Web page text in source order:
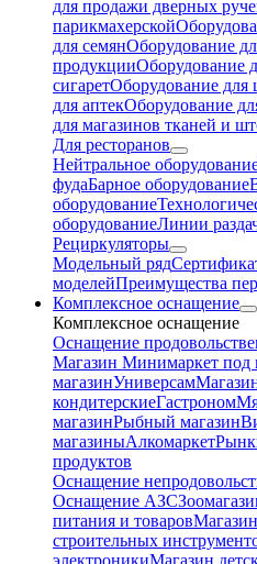
для продажи дверных
парикмахерской
для семянОборудование
продукцииОборудование
сигаретОборудование для
для аптекОборудование
для магазинов тканей и
Для ресторанов
Нейтральное
фудаБарное оборудование
оборудование
оборудованиеЛинии
Рециркуляторы
Модельный ряд
моделейПреимущества
Комплексное оснащение
Комплексное оснащение
Оснащение
Магазин Минимаркет под
магазинУниверсам
кондитерскиеГастроном
магазинРыбный магазин
магазиныАлкомаркет
продуктов
Оснащение
Оснащение АЗС
питания и товаров
строительных